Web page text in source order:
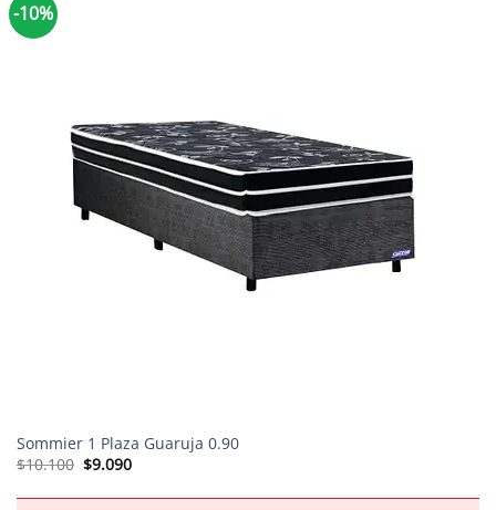
-10%
Sommier 1 Plaza Guaruja 0.90
$10.100 El
precio
era:
$9.090El
precio
es: